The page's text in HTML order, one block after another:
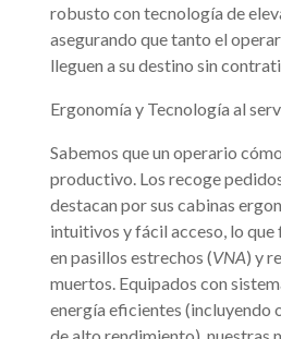
robusto con tecnología de
asegurando que tanto el
lleguen a su destino sin
Ergonomía y Tecnología al
Sabemos que un operario
productivo. Los recoge
destacan por sus cabinas
intuitivos y fácil acceso, lo
en pasillos estrechos (VNA) y
muertos. Equipados con
energía eficientes (incluyendo
de alto rendimiento), nuestras